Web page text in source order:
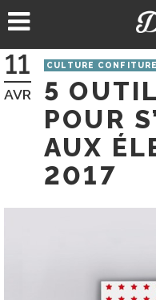
au
11
AVR
CULTURE CONFITURE
5
POUR
AUX
2017